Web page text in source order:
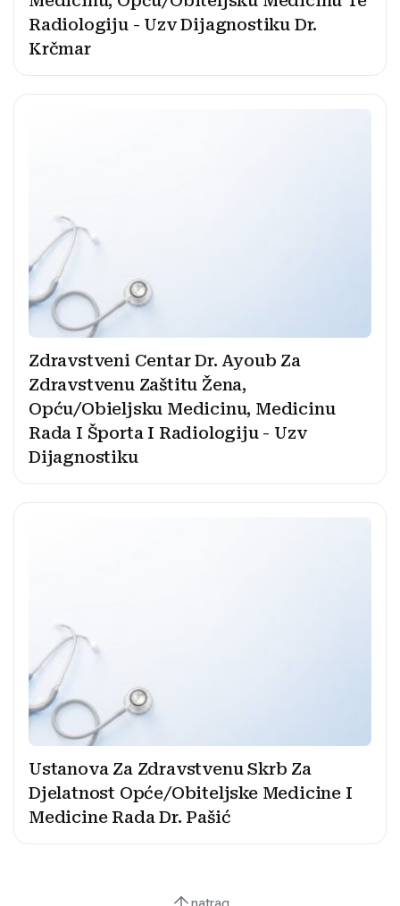
Radiologiju - Uzv Dijagnostiku Dr.
Krčmar
Zdravstveni Centar Dr. Ayoub Za
Zdravstvenu Zaštitu Žena,
Opću/Obieljsku Medicinu, Medicinu
Rada I Športa I Radiologiju - Uzv
Dijagnostiku
Ustanova Za Zdravstvenu Skrb Za
Djelatnost Opće/Obiteljske Medicine I
Medicine Rada Dr. Pašić